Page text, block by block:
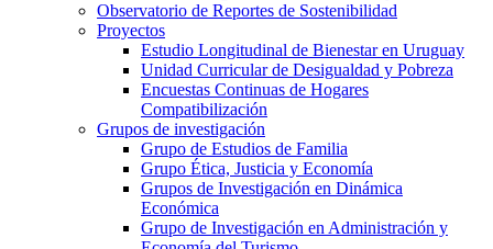
Observatorio de Reportes de Sostenibilidad
Proyectos
Estudio Longitudinal de Bienestar en Uruguay
Unidad Curricular de Desigualdad y Pobreza
Encuestas Continuas de Hogares
Compatibilización
Grupos de investigación
Grupo de Estudios de Familia
Grupo Ética, Justicia y Economía
Grupos de Investigación en Dinámica
Económica
Grupo de Investigación en Administración y